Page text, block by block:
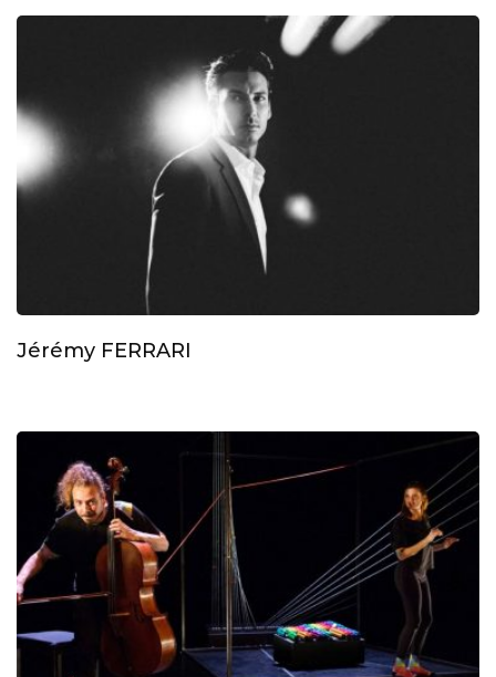
Jérémy FERRARI